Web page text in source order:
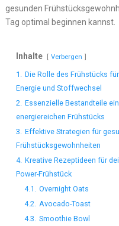
gesunden
Tag optimal beginnen kannst.
Inhalte Verbergen
1.
Die Rolle des Frühstücks für
Energie und Stoffwechsel
2. Essenzielle Bestandteile
energiereichen Frühstücks
3. Effektive Strategien für
Frühstücksgewohnheiten
4. Kreative Rezeptideen für
Power-Frühstück
4.1.
Overnight Oats
4.2.
Avocado-Toast
4.3. Smoothie Bowl